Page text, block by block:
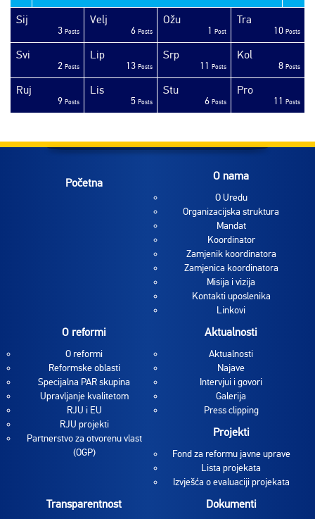
Sij
3 Posts
Velj
6 Posts
Ožu
1 Post
Tra
10 Posts
Svi
2 Posts
Lip
13 Posts
Srp
11 Posts
Kol
8 Posts
Ruj
9 Posts
Lis
5 Posts
Stu
6 Posts
Pro
11 Posts
Početna O nama
O Uredu
Organizacijska struktura
Mandat
Koordinator
Zamjenik koordinatora
Zamjenica koordinatora
Misija i vizija
Kontakti uposlenika
Linkovi
O reformi
O reformi
Reformske oblasti
Specijalna PAR skupina
Upravljanje kvalitetom
RJU i EU
RJU projekti
Partnerstvo za otvorenu vlast
(OGP)
Aktualnosti
Aktualnosti
Najave
Intervjui i govori
Galerija
Press clipping
Projekti
Fond za reformu javne uprave
Lista projekata
Izvješća o evaluaciji projekata
Transparentnost Dokumenti